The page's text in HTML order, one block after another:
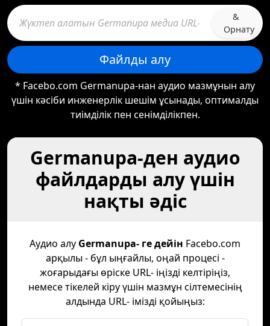
&
Орнату
Файлды алу
* Facebo.com Germanupa-нан аудио мазмұнын алу
үшін кәсіби инженерлік шешім ұсынады, оптималды
тиімділік пен сенімділікпен.
Germanupa-ден аудио
файлдарды алу үшін
нақты әдіс
Аудио алу Germanupa- ге дейін Facebo.com
арқылы - бұл ыңғайлы, оңай процесі -
жоғарыдағы өріске URL- іңізді келтіріңіз,
немесе тікелей кіру үшін мазмұн сілтемесінің
алдында URL- імізді қойыңыз: